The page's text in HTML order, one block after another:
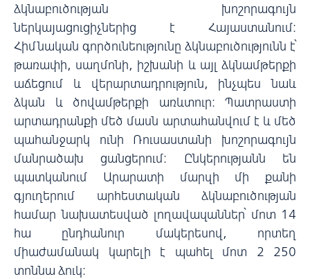
ձկնաբուծության խոշորագույն
ներկայացուցիչներից է Հայաստանում։
Հիմնական գործունեությունը ձկնաբուծությունն է՝
թառափի, սաղմոնի, իշխանի և այլ ձկնամթերքի
աճեցում և վերարտադրություն, ինչպես նաև
ձկան և ծովամթերքի առևտուր։ Պատրաստի
արտադրանքի մեծ մասն արտահանվում է և մեծ
պահանջարկ ունի Ռուսաստանի խոշորագույն
մանրածախ ցանցերում։ Ընկերությանն են
պատկանում Արարատի մարզի մի քանի
գյուղերում արհեստական ​​ձկնաբուծության
համար նախատեսված լողավազաններ՝ մոտ 14
հա ընդհանուր մակերեսով, որտեղ
միաժամանակ կարելի է պահել մոտ 2 250
տոննա ձուկ։